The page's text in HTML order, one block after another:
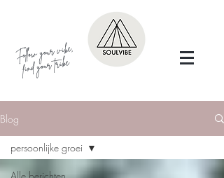
Follow your vibe,
find your tribe
Blog
persoonlijke groei